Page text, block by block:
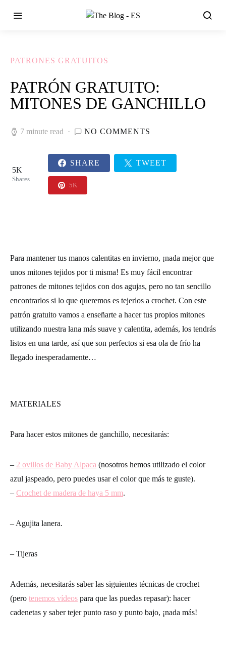
PATRONES GRATUITOS
PATRÓN GRATUITO:
MITONES DE GANCHILLO
7 minute read NO COMMENTS
5K
Shares
SHARE TWEET
5K
Para mantener tus manos calentitas en invierno, ¡nada mejor que
unos mitones tejidos por ti misma! Es muy fácil encontrar
patrones de mitones tejidos con dos agujas, pero no tan sencillo
encontrarlos si lo que queremos es tejerlos a crochet. Con este
patrón gratuito vamos a enseñarte a hacer tus propios mitones
utilizando nuestra lana más suave y calentita, además, los tendrás
listos en una tarde, así que son perfectos si esa ola de frío ha
llegado inesperadamente…
MATERIALES
Para hacer estos mitones de ganchillo, necesitarás:
– 2 ovillos de Baby Alpaca (nosotros hemos utilizado el color
azul jaspeado, pero puedes usar el color que más te guste).
– Crochet de madera de haya 5 mm.
– Agujita lanera.
– Tijeras
Además, necesitarás saber las siguientes técnicas de crochet
(pero tenemos vídeos para que las puedas repasar): hacer
cadenetas y saber tejer punto raso y punto bajo, ¡nada más!